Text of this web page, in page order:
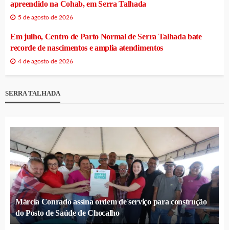
apreendido na Cohab, em Serra Talhada
5 de agosto de 2026
Em julho, Centro de Parto Normal de Serra Talhada bate
recorde de nascimentos e amplia atendimentos
4 de agosto de 2026
SERRA TALHADA
Márcia Conrado assina ordem de serviço para construção
do Posto de Saúde de Chocalho